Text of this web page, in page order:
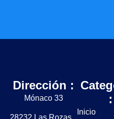
Dirección :
Mónaco 33
28232 Las Rozas
:
Inicio